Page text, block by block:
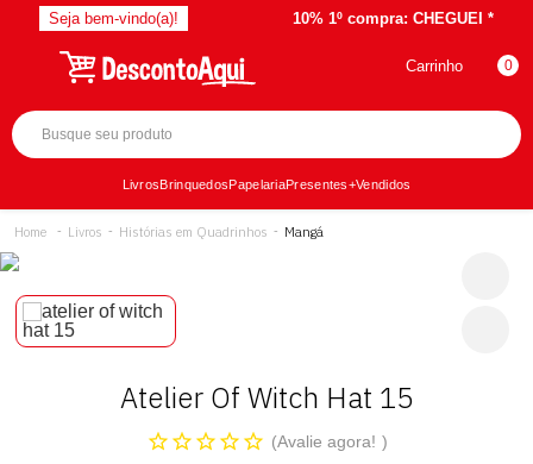
Seja bem-vindo(a)! 10% 1º compra: CHEGUEI *
Carrinho 0
LivrosBrinquedosPapelariaPresentes+Vendidos
Livros Histórias em Quadrinhos Mangá
Atelier Of Witch Hat 15
Avalie agora!